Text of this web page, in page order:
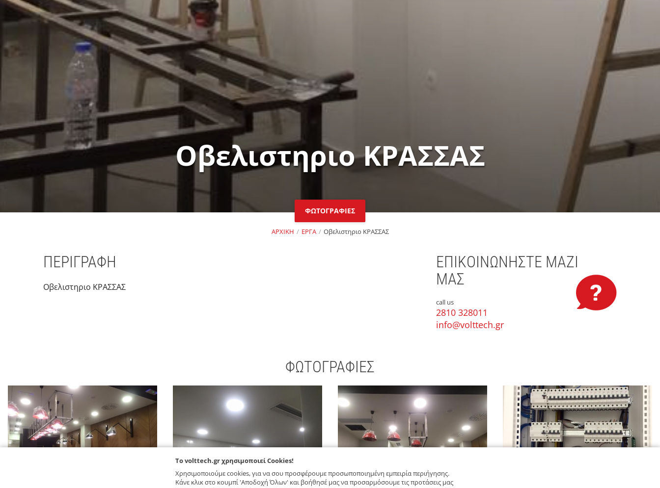
Οβελιστηριο ΚΡΑΣΣΑΣ
ΦΩΤΟΓΡΑΦΙΕΣ
ΑΡΧΙΚΗ ΕΡΓΑ Οβελιστηριο ΚΡΑΣΣΑΣ
ΠΕΡΙΓΡΑΦΗ
Οβελιστηριο ΚΡΑΣΣΑΣ
ΕΠΙΚΟΙΝΩΝΗΣΤΕ ΜΑΖΙ
ΜΑΣ
call us
2810 328011
info@volttech.gr
ΦΩΤΟΓΡΑΦΙΕΣ
To volttech.gr χρησιμοποιεί Cookies!
Χρησιμοποιούμε cookies, για να σου προσφέρουμε προσωποποιημένη εμπειρία περιήγησης.
Κάνε κλικ στο κουμπί 'Αποδοχή Όλων' και βοήθησέ μας να προσαρμόσουμε τις προτάσεις μας